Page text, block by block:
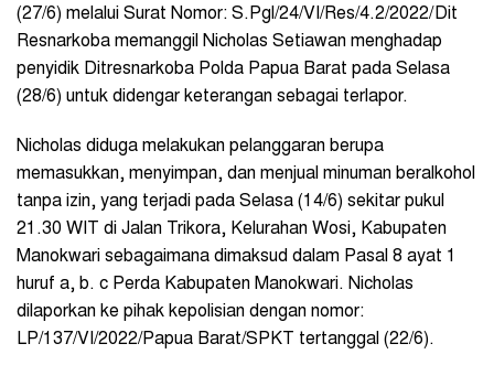
(27/6) melalui Surat Nomor: S.Pgl/24/VI/Res/4.2/2022/Dit
Resnarkoba memanggil Nicholas Setiawan menghadap
penyidik Ditresnarkoba Polda Papua Barat pada Selasa
(28/6) untuk didengar keterangan sebagai terlapor.
Nicholas diduga melakukan pelanggaran berupa
memasukkan, menyimpan, dan menjual minuman beralkohol
tanpa izin, yang terjadi pada Selasa (14/6) sekitar pukul
21.30 WIT di Jalan Trikora, Kelurahan Wosi, Kabupaten
Manokwari sebagaimana dimaksud dalam Pasal 8 ayat 1
huruf a, b. c Perda Kabupaten Manokwari. Nicholas
dilaporkan ke pihak kepolisian dengan nomor:
LP/137/VI/2022/Papua Barat/SPKT tertanggal (22/6).